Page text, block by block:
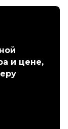
и цене,